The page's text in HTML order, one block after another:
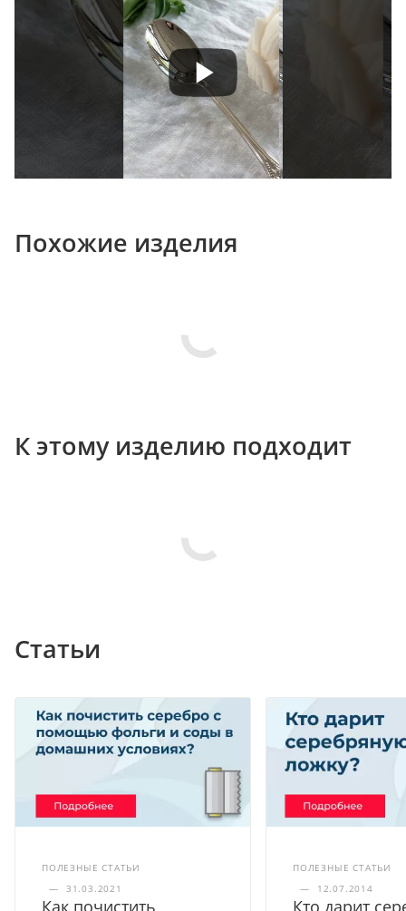
Похожие изделия
К этому изделию подходит
Статьи
ПОЛЕЗНЫЕ СТАТЬИ
—
31.03.2021
Как почистить
ПОЛЕЗНЫЕ СТАТЬИ
—
12.07.2014
Кто дарит